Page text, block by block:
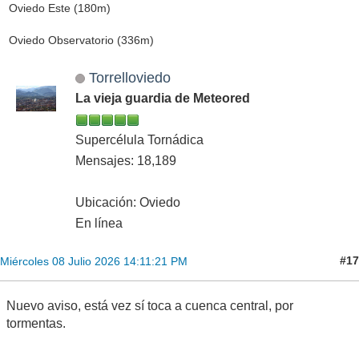
Oviedo Este (180m)
Oviedo Observatorio (336m)
Torrelloviedo
La vieja guardia de Meteored
Supercélula Tornádica
Mensajes: 18,189
Ubicación: Oviedo
En línea
Miércoles 08 Julio 2026 14:11:21 PM #17
Nuevo aviso, está vez sí toca a cuenca central, por
tormentas.